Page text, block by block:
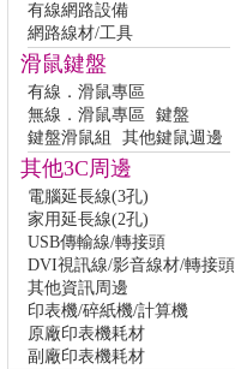
有線網路設備
網路線材/工具
滑鼠鍵盤
有線．滑鼠專區
無線．滑鼠專區
鍵盤
鍵盤滑鼠組
其他鍵鼠週邊
其他3C周邊
電腦延長線(3孔)
家用延長線(2孔)
USB傳輸線/轉接頭
DVI視訊線/影音線材/轉接頭
其他資訊周邊
印表機/碎紙機/計算機
原廠印表機耗材
副廠印表機耗材